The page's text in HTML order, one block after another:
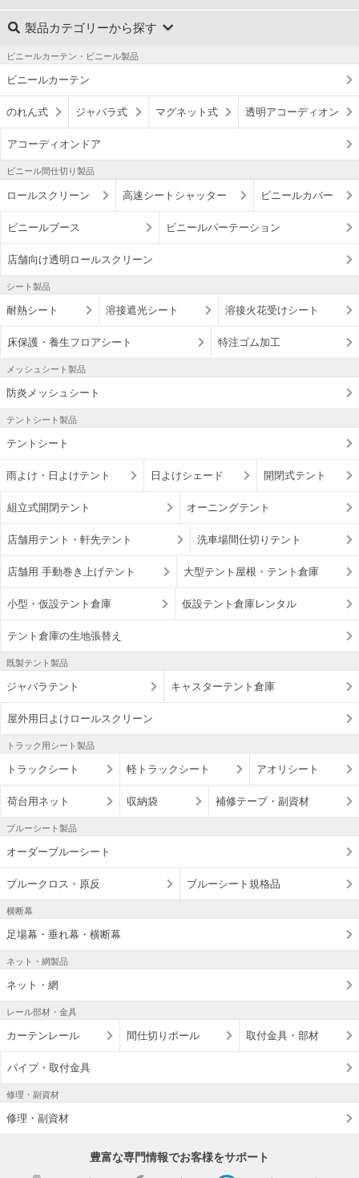
製品カテゴリーから探す
ビニールカーテン・ビニール製品
ビニールカーテン
のれん式 ジャバラ式 マグネット式 透明アコーディオン
アコーディオンドア
ビニール間仕切り製品
ロールスクリーン 高速シートシャッター ビニールカバー
ビニールブース ビニールパーテーション
店舗向け透明ロールスクリーン
シート製品
耐熱シート 溶接遮光シート 溶接火花受けシート
床保護・養生フロアシート 特注ゴム加工
メッシュシート製品
防炎メッシュシート
テントシート製品
テントシート
雨よけ・日よけテント 日よけシェード 開閉式テント
組立式開閉テント オーニングテント
店舗用テント・軒先テント 洗車場間仕切りテント
店舗用 手動巻き上げテント 大型テント屋根・テント倉庫
小型・仮設テント倉庫 仮設テント倉庫レンタル
テント倉庫の生地張替え
既製テント製品
ジャバラテント キャスターテント倉庫
屋外用日よけロールスクリーン
トラック用シート製品
トラックシート 軽トラックシート アオリシート
荷台用ネット 収納袋 補修テープ・副資材
ブルーシート製品
オーダーブルーシート
ブルークロス・原反 ブルーシート規格品
横断幕
足場幕・垂れ幕・横断幕
ネット・網製品
ネット・網
レール部材・金具
カーテンレール 間仕切りポール 取付金具・部材
パイプ・取付金具
修理・副資材
修理・副資材
豊富な専門情報でお客様をサポート